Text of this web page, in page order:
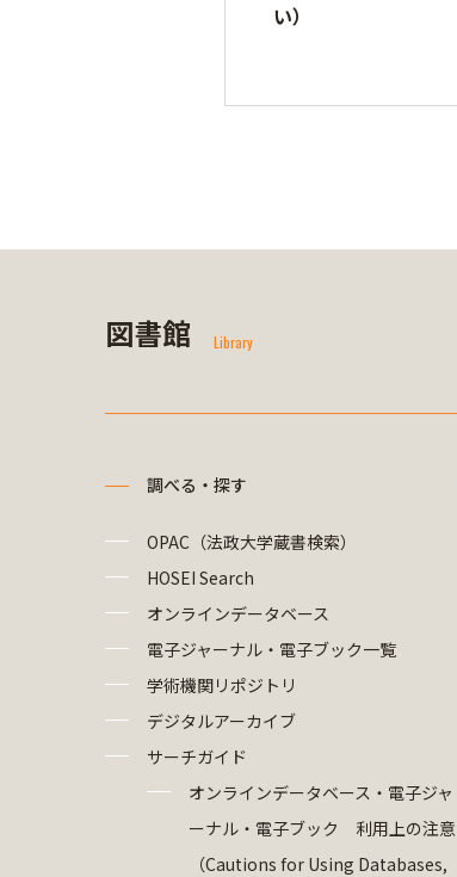
い）
図書館 Library
調べる・探す
OPAC（法政大学蔵書検索）
HOSEI Search
オンラインデータベース
電子ジャーナル・電子ブック一覧
学術機関リポジトリ
デジタルアーカイブ
サーチガイド
オンラインデータベース・電子ジャ
ーナル・電子ブック 利用上の注意
（Cautions for Using Databases,